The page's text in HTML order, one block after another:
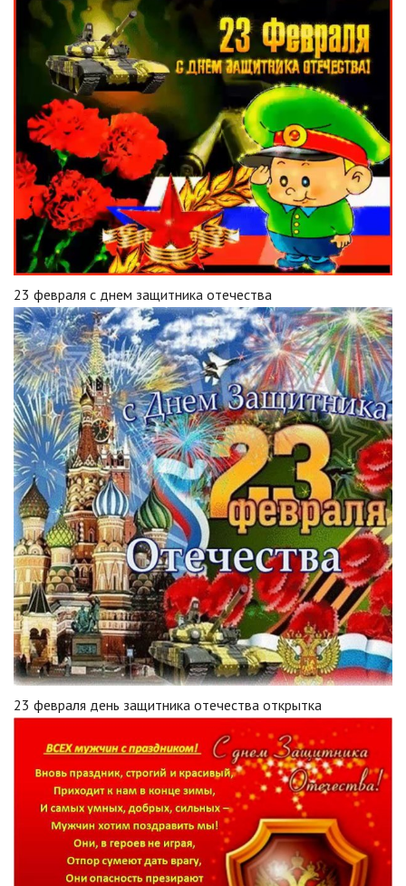
23 февраля с днем защитника отечества
23 февраля день защитника отечества открытка